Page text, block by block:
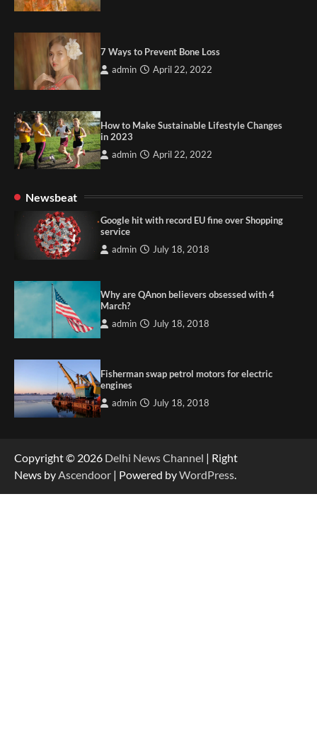
7 Ways to Prevent Bone Loss
admin April 22, 2022
How to Make Sustainable Lifestyle Changes
in 2023
admin April 22, 2022
Newsbeat
Google hit with record EU fine over Shopping
service
admin July 18, 2018
Why are QAnon believers obsessed with 4
March?
admin July 18, 2018
Fisherman swap petrol motors for electric
engines
admin July 18, 2018
Copyright © 2026 Delhi News Channel | Right
News by Ascendoor | Powered byWordPress